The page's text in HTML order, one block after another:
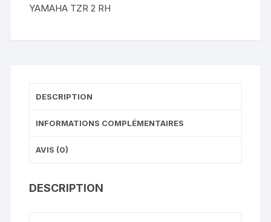
YAMAHA TZR 2 RH
DESCRIPTION
INFORMATIONS COMPLÉMENTAIRES
AVIS (0)
DESCRIPTION